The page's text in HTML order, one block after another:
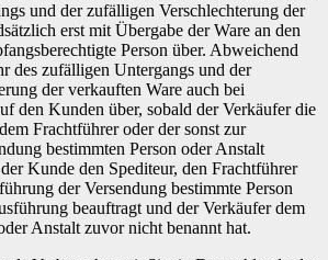
und der zufälligen Verschlechterung der
erst mit Übergabe der Ware an den
Person über. Abweichend
des zufälligen Untergangs und der
der verkauften Ware auch bei
den Kunden über, sobald der Verkäufer die
Frachtführer oder der sonst zur
bestimmten Person oder Anstalt
Kunde den Spediteur, den Frachtführer
der Versendung bestimmte Person
beauftragt und der Verkäufer dem
Anstalt zuvor nicht benannt hat.